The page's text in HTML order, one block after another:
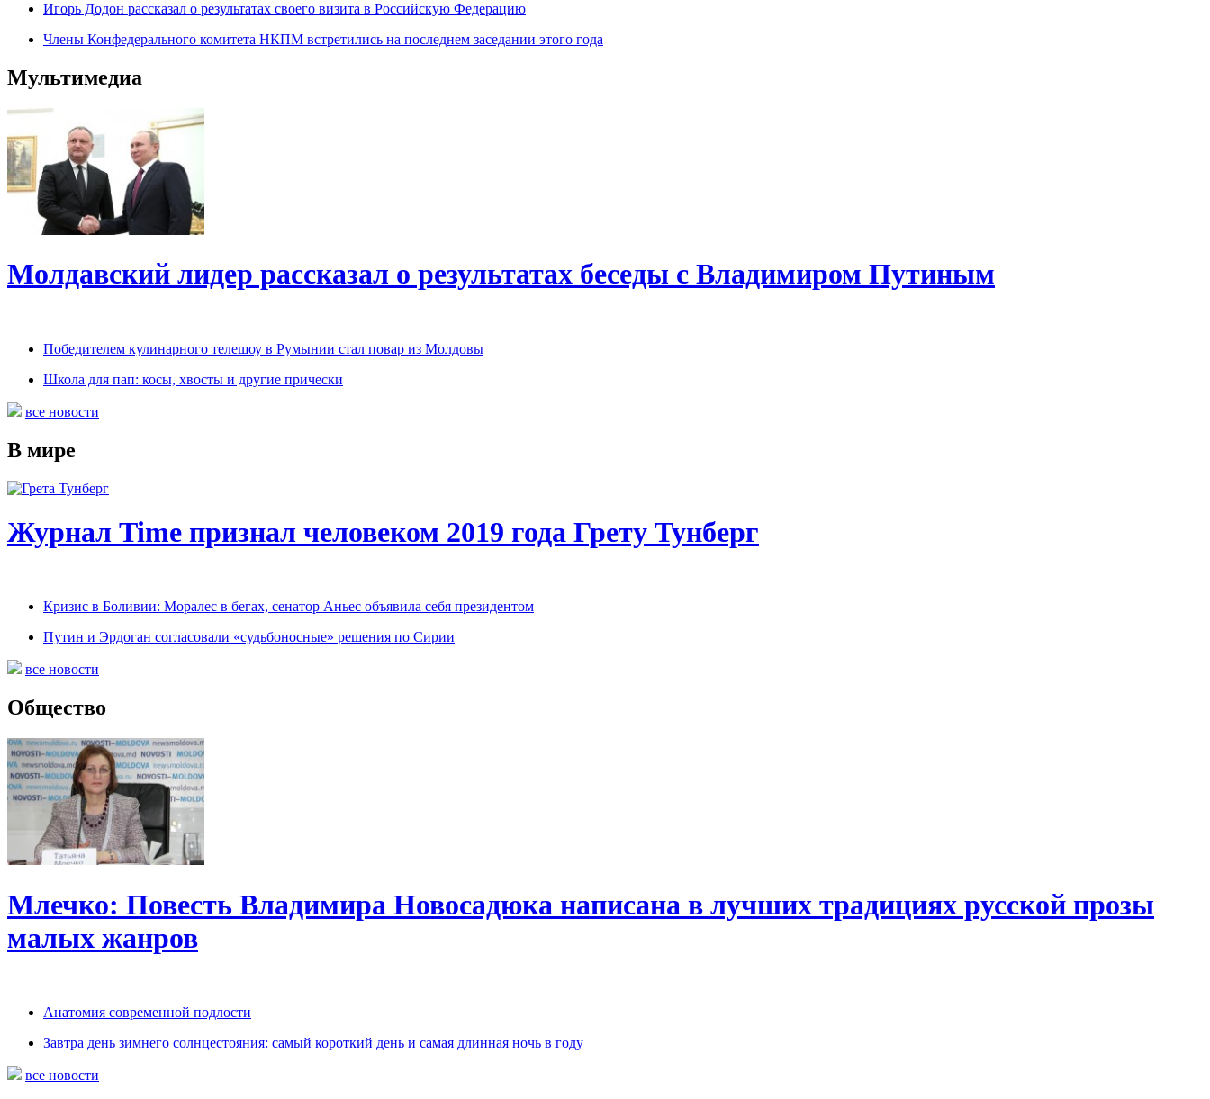
Игорь Додон рассказал о результатах своего визита в Российскую Федерацию
Члены Конфедерального комитета НКПМ встретились на последнем заседании этого года
Мультимедиа
Молдавский лидер рассказал о результатах беседы с Владимиром Путиным
Победителем кулинарного телешоу в Румынии стал повар из Молдовы
Школа для пап: косы, хвосты и другие прически
все новости
В мире
Журнал Time признал человеком 2019 года Грету Тунберг
Кризис в Боливии: Моралес в бегах, сенатор Аньес объявила себя президентом
Путин и Эрдоган согласовали «судьбоносные» решения по Сирии
все новости
Общество
Млечко: Повесть Владимира Новосадюка написана в лучших традициях русской прозы
малых жанров
Анатомия современной подлости
Завтра день зимнего солнцестояния: самый короткий день и самая длинная ночь в году
все новости